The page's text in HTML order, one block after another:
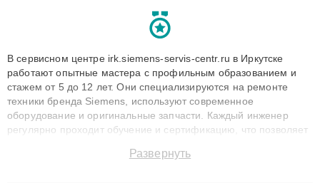
В сервисном центре irk.siemens-servis-centr.ru в Иркутске
работают опытные мастера с профильным образованием и
стажем от 5 до 12 лет. Они специализируются на ремонте
техники бренда Siemens, используют современное
оборудование и оригинальные запчасти. Каждый инженер
регулярно проходит обучение и сертификацию, что позволяет
технику с сохранением гарантии до 3 лет. Наши мастера
Развернуть